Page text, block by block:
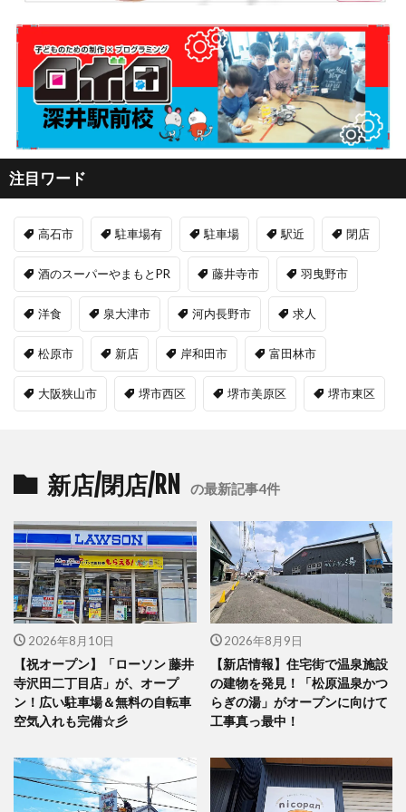
注目ワード
高石市 駐車場有 駐車場 駅近 閉店
酒のスーパーやまもとPR 藤井寺市 羽曳野市
洋食 泉大津市 河内長野市 求人
松原市 新店 岸和田市 富田林市
大阪狭山市 堺市西区 堺市美原区 堺市東区
新店/閉店/RN の最新記事4件
2026年8月10日
【祝オープン】「ローソン 藤井
寺沢田二丁目店」が、オープ
ン！広い駐車場＆無料の自転車
空気入れも完備☆彡
2026年8月9日
【新店情報】住宅街で温泉施設
の建物を発見！「松原温泉かつ
らぎの湯」がオープンに向けて
工事真っ最中！